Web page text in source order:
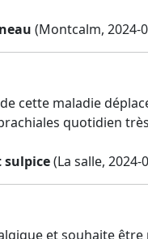
(Montcalm, 2024-
cette maladie
quotidien
sulpice(La salle, 2024-
et souhaite être